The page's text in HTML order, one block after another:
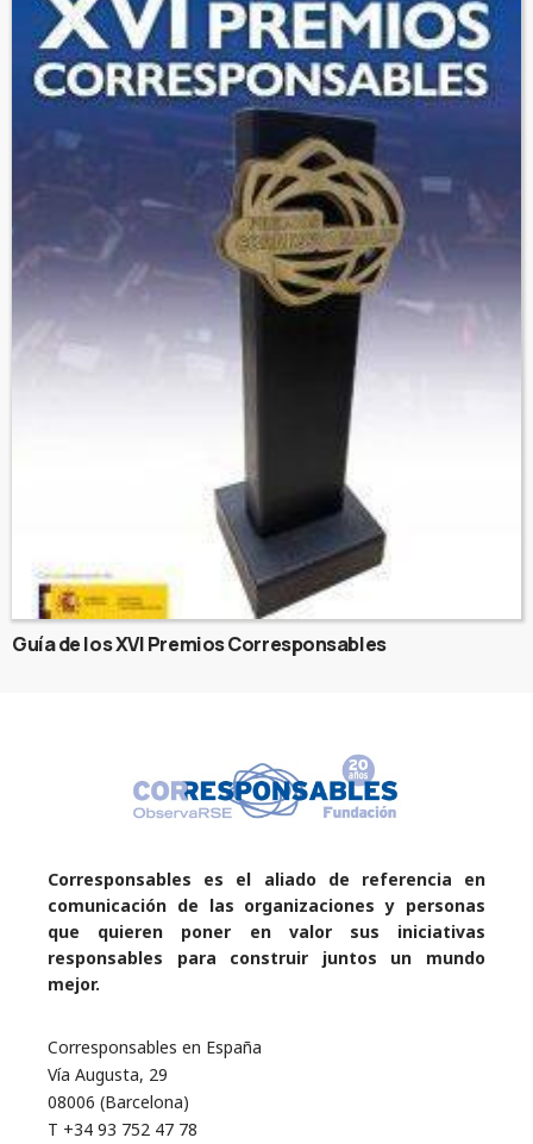
Guía de los XVI Premios Corresponsables
Corresponsables es el aliado de referencia en
comunicación de las organizaciones y personas
que quieren poner en valor sus iniciativas
responsables para construir juntos un mundo
mejor.
Corresponsables en España
Vía Augusta, 29
08006 (Barcelona)
T +34 93 752 47 78